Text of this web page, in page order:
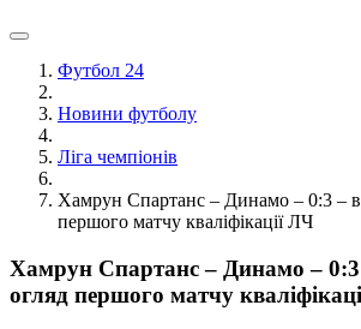
Футбол 24
Новини футболу
Ліга чемпіонів
Хамрун Спартанс – Динамо – 0:3 –
першого матчу кваліфікації ЛЧ
Хамрун Спартанс – Динамо – 0:3
огляд першого матчу